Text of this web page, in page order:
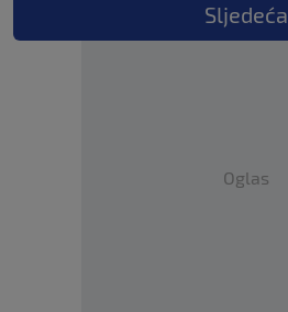
Sljedeća
Oglas